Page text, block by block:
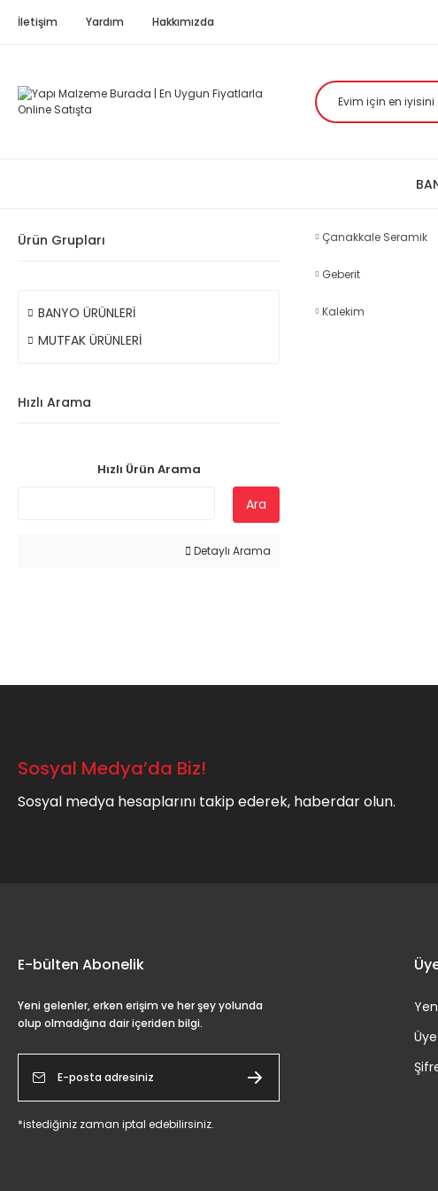
İletişim Yardım Hakkımızda
Ürün Grupları
BANYO ÜRÜNLERİ
MUTFAK ÜRÜNLERİ
Hızlı Arama
Hızlı Ürün Arama
Ara
Detaylı Arama
Çanakkale Seramik
Geberit
Kalekim
Sosyal Medya’da Biz!
Sosyal medya hesaplarını takip ederek, haberdar olun.
E-bülten Abonelik
Yeni gelenler, erken erişim ve her şey yolunda
olup olmadığına dair içeriden bilgi.
*istediğiniz zaman iptal edebilirsiniz.